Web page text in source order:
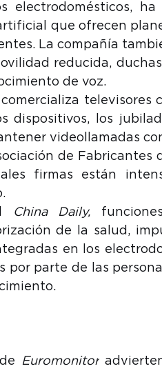
electrodomésticos, ha
que ofrecen
La compañía
reducida,
de voz.
televisores
dispositivos, los
videollamadas
de Fabricantes
firmas están
China Daily,
de la salud,
en los
parte de las
Euromonitor